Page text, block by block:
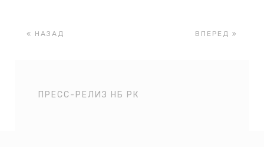
НАЗАД ВПЕРЕД
ПРЕСС-РЕЛИЗ НБ РК